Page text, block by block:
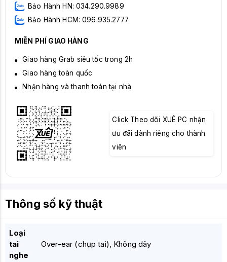
Bảo Hành HN: 034.290.9989
Bảo Hành HCM: 096.935.2777
MIỄN PHÍ GIAO HÀNG
Giao hàng Grab siêu tốc trong 2h
Giao hàng toàn quốc
Nhận hàng và thanh toán tại nhà
Click Theo dõi XUÊ PC nhận
ưu đãi dành riêng cho thành
viên
Thông số kỹ thuật
Loại
tai
nghe
Over-ear (chụp tai), Không dây